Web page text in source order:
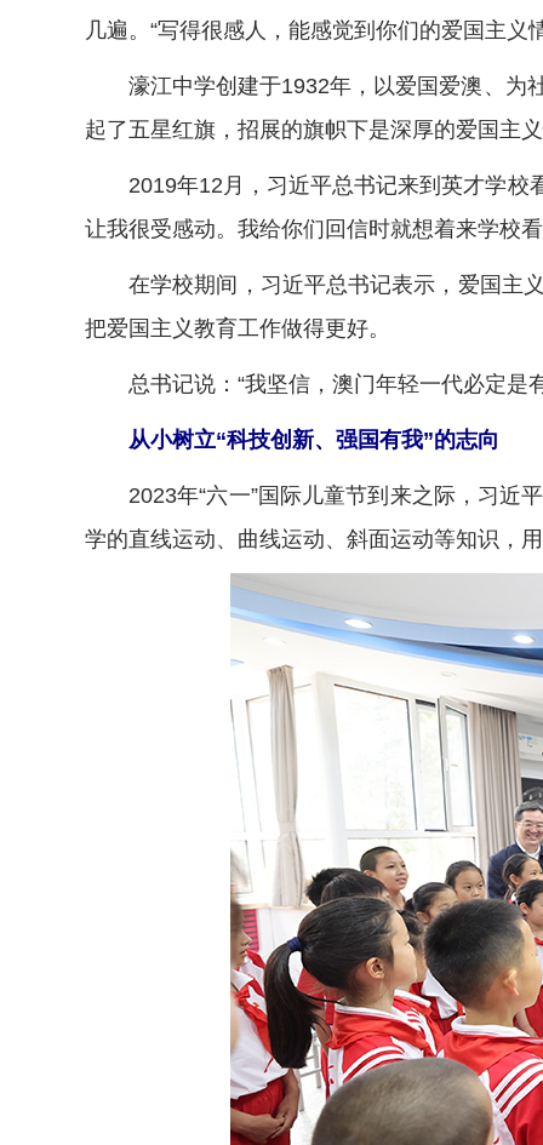
几遍。“写得很感人，能感觉到你们的爱国主义
濠江中学创建于1932年，以爱国爱澳、为社
起了五星红旗，招展的旗帜下是深厚的爱国主
2019年12月，习近平总书记来到英才学校看
让我很受感动。我给你们回信时就想着来学校
在学校期间，习近平总书记表示，爱国主义
把爱国主义教育工作做得更好。
总书记说：“我坚信，澳门年轻一代必定是
从小树立“科技创新、强国有我”的志向
2023年“六一”国际儿童节到来之际，习近
学的直线运动、曲线运动、斜面运动等知识，